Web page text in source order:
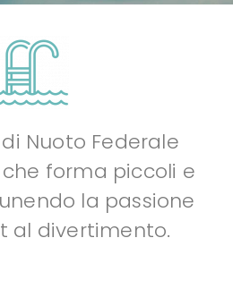
Nuoto Federale
che forma piccoli e
la passione
al divertimento.